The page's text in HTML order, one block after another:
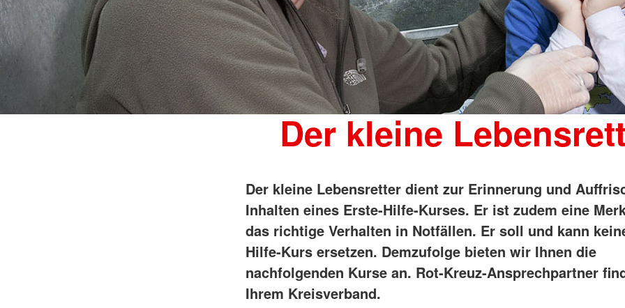
Der kleine
Der kleine Lebensretter dient zur Erinnerung und
Inhalten eines Erste-Hilfe-Kurses. Er ist zudem eine
das richtige Verhalten in Notfällen. Er soll und kann
Hilfe-Kurs ersetzen. Demzufolge bieten wir Ihnen die
nachfolgenden Kurse an. Rot-Kreuz-Ansprechpartner
Ihrem Kreisverband.